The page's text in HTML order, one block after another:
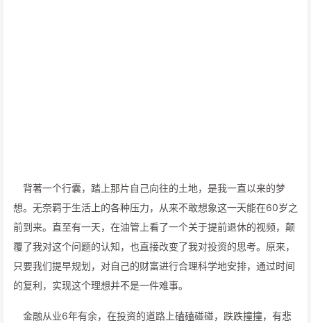
背著一个行囊，踏上那片自己向往的土地，是我一直以来的梦
想。无奈羁于生活上的各种压力，从来不敢想象这一天能在60岁之
前到来。直至有一天，在油管上看了一个关于提前退休的视频，颠
覆了我对这个问题的认知，也直接改变了我对投资的思考。原来，
只要我们提早规划，对自己的财富进行合理科学地安排，通过时间
的复利，实现这个理想并不是一件难事。
金融从业6年有余，在投资的道路上磕磕碰碰，跌跌撞撞，有悲